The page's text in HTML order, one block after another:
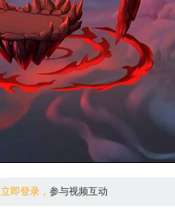
高清
倍数
立即登录，参与视频互动